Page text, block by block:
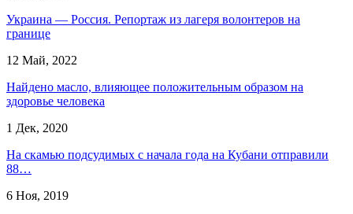
Украина — Россия. Репортаж из лагеря волонтеров на
границе
12 Май, 2022
Найдено масло, влияющее положительным образом на
здоровье человека
1 Дек, 2020
На скамью подсудимых с начала года на Кубани отправили
88…
6 Ноя, 2019